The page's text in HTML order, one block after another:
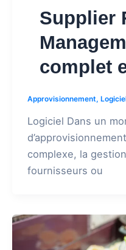
Supplier
complet
Approvisionnement,
Logiciel Dans un
complexe, la
fournisseurs ou